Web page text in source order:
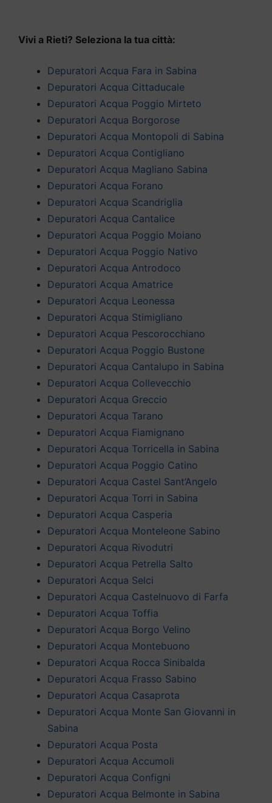
Vivi a Rieti? Seleziona la tua città:
Depuratori Acqua Fara in Sabina
Depuratori Acqua Cittaducale
Depuratori Acqua Poggio Mirteto
Depuratori Acqua Borgorose
Depuratori Acqua Montopoli di Sabina
Depuratori Acqua Contigliano
Depuratori Acqua Magliano Sabina
Depuratori Acqua Forano
Depuratori Acqua Scandriglia
Depuratori Acqua Cantalice
Depuratori Acqua Poggio Moiano
Depuratori Acqua Poggio Nativo
Depuratori Acqua Antrodoco
Depuratori Acqua Amatrice
Depuratori Acqua Leonessa
Depuratori Acqua Stimigliano
Depuratori Acqua Pescorocchiano
Depuratori Acqua Poggio Bustone
Depuratori Acqua Cantalupo in Sabina
Depuratori Acqua Collevecchio
Depuratori Acqua Greccio
Depuratori Acqua Tarano
Depuratori Acqua Fiamignano
Depuratori Acqua Torricella in Sabina
Depuratori Acqua Poggio Catino
Depuratori Acqua Castel Sant’Angelo
Depuratori Acqua Torri in Sabina
Depuratori Acqua Casperia
Depuratori Acqua Monteleone Sabino
Depuratori Acqua Rivodutri
Depuratori Acqua Petrella Salto
Depuratori Acqua Selci
Depuratori Acqua Castelnuovo di Farfa
Depuratori Acqua Toffia
Depuratori Acqua Borgo Velino
Depuratori Acqua Montebuono
Depuratori Acqua Rocca Sinibalda
Depuratori Acqua Frasso Sabino
Depuratori Acqua Casaprota
Depuratori Acqua Monte San Giovanni in
Sabina
Depuratori Acqua Posta
Depuratori Acqua Accumoli
Depuratori Acqua Configni
Depuratori Acqua Belmonte in Sabina